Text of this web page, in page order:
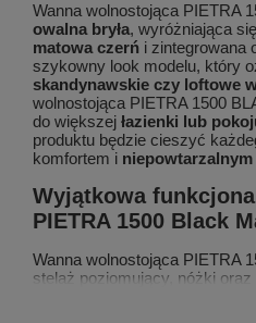
Wanna wolnostojąca PIETRA
owalna bryła, wyróżniająca
matowa czerń i zintegrowana
szykowny look modelu, który
skandynawskie czy loftowe
wolnostojąca PIETRA 1500
do większej łazienki lub
produktu będzie cieszyć
komfortem i
Wyjątkowa
PIETRA 1500 Black
Wanna wolnostojąca PIETRA
stelaż poziomujący, nóżki oraz